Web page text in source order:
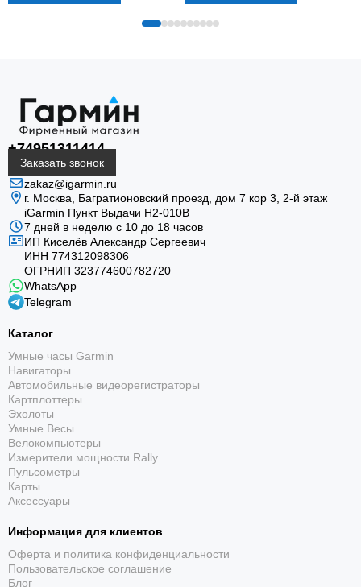
+74951311414
Заказать звонок
zakaz@igarmin.ru
г. Москва, Багратионовский проезд, дом 7 кор 3, 2-й этаж
iGarmin Пункт Выдачи Н2-010В
7 дней в неделю с 10 до 18 часов
ИП Киселёв Александр Сергеевич
ИНН 774312098306
ОГРНИП 323774600782720
WhatsApp
Telegram
Каталог
Умные часы Garmin
Навигаторы
Автомобильные видеорегистраторы
Картплоттеры
Эхолоты
Умные Весы
Велокомпьютеры
Измерители мощности Rally
Пульсометры
Карты
Аксессуары
Информация для клиентов
Оферта и политика конфиденциальности
Пользовательское соглашение
Блог